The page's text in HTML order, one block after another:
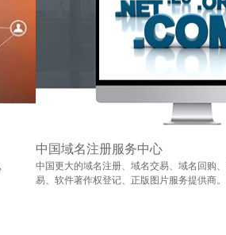
中国域名注册服务中心
中国更大的域名注册、域名交易、域名回购
易、软件著作权登记、正版图片服务提供商。